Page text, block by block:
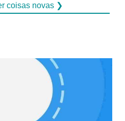
coisas novas ❯